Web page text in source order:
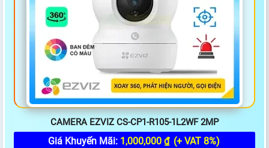
CAMERA EZVIZ CS-CP1-R105-1L2WF 2MP
Giá Khuyến Mãi: 1,000,000 ₫ (+ VAT 8%)